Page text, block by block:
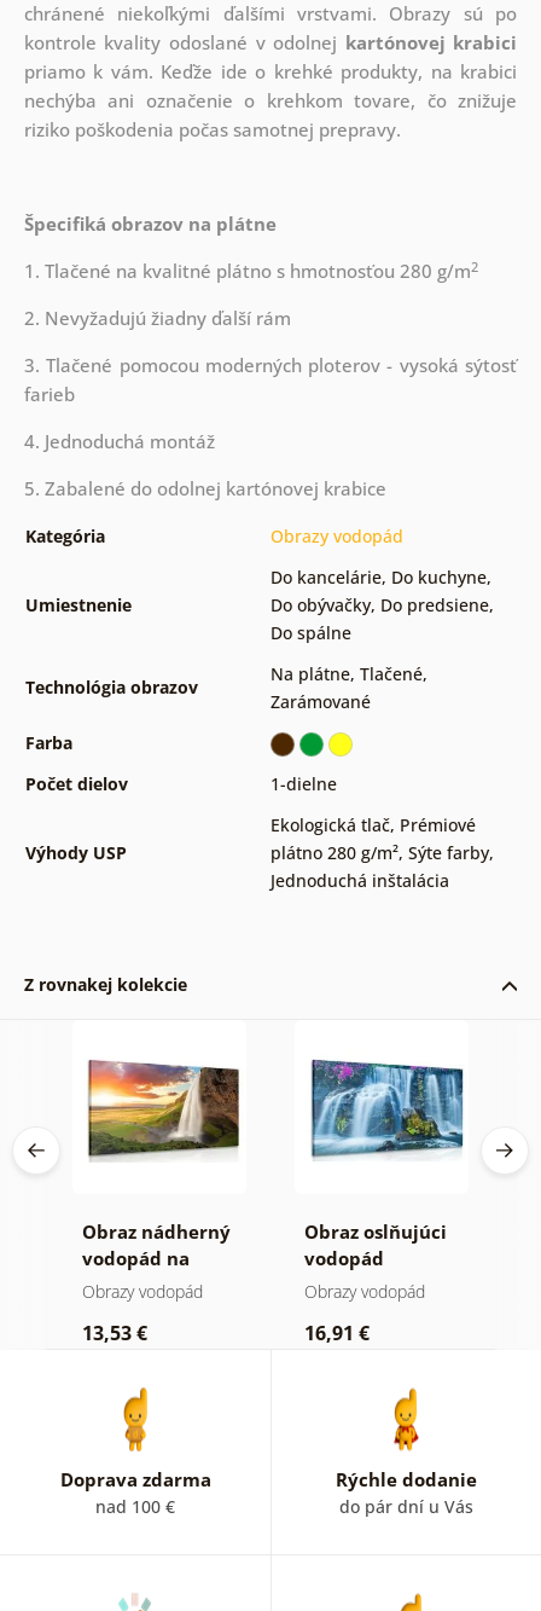
chránené niekoľkými ďalšími vrstvami. Obrazy sú po
kontrole kvality odoslané v odolnej kartónovej krabici
priamo k vám. Keďže ide o krehké produkty, na krabici
nechýba ani označenie o krehkom tovare, čo znižuje
riziko poškodenia počas samotnej prepravy.
Špecifiká obrazov na plátne
1. Tlačené na kvalitné plátno s hmotnosťou 280 g/m2
2. Nevyžadujú žiadny ďalší rám
3. Tlačené pomocou moderných ploterov - vysoká sýtosť
farieb
4. Jednoduchá montáž
5. Zabalené do odolnej kartónovej krabice
Kategória Obrazy vodopád
Umiestnenie
Do kancelárie, Do kuchyne,
Do obývačky, Do predsiene,
Do spálne
Technológia obrazov
Na plátne, Tlačené,
Zarámované
Farba
Počet dielov
1-dielne
Výhody USP
Ekologická tlač, Prémiové
plátno 280 g/m², Sýte farby,
Jednoduchá inštalácia
Z rovnakej kolekcie
Obraz nádherný
vodopád na
Islande
Obrazy vodopád
13,53 €
Obraz oslňujúci
vodopád
Obrazy vodopád
16,91 €
Doprava zdarma
nad 100 €
Rýchle dodanie
do pár dní u Vás